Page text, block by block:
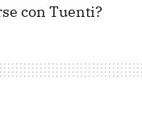
con Tuenti?